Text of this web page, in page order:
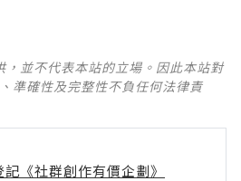
，並不代表本站的立場。因此本站對
準確性及完整性不負任何法律責
記《社群創作有價企劃》